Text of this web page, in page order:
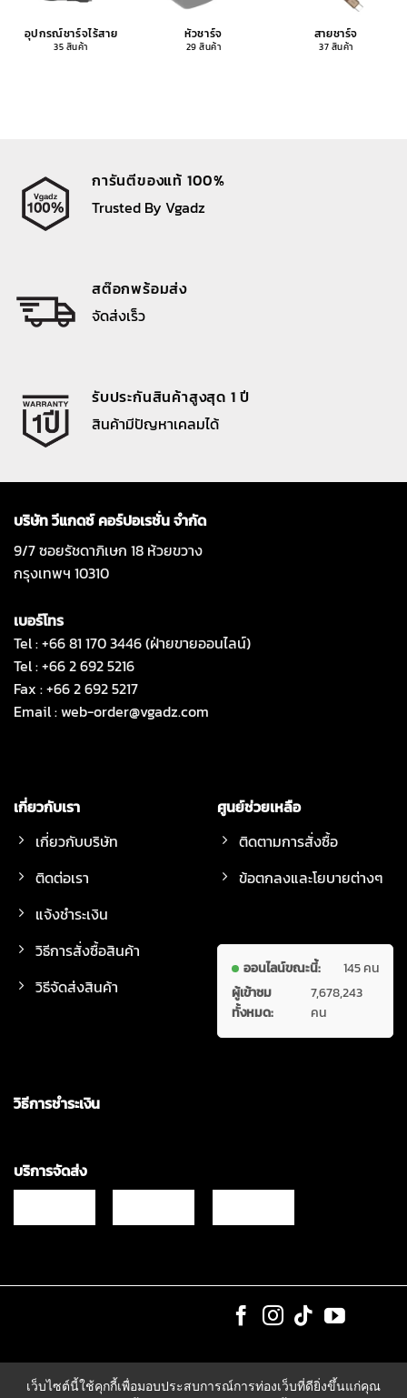
อุปกรณ์ชาร์จไร้สาย
35 สินค้า
หัวชาร์จ
29 สินค้า
สายชาร์จ
37 สินค้า
การันตีของแท้ 100%
Trusted By Vgadz
สต๊อกพร้อมส่ง
จัดส่งเร็ว
รับประกันสินค้าสูงสุด 1 ปี
สินค้ามีปัญหาเคลมได้
บริษัท วีแกดซ์ คอร์ปอเรชั่น จำกัด
9/7 ซอยรัชดาภิเษก 18 ห้วยขวาง
กรุงเทพฯ 10310
เบอร์โทร
Tel : +66 81 170 3446 (ฝ่ายขายออนไลน์)
Tel : +66 2 692 5216
Fax : +66 2 692 5217
Email :web-order@vgadz.com
เกี่ยวกับเรา
เกี่ยวกับบริษัท
ติดต่อเรา
แจ้งชำระเงิน
วิธีการสั่งซื้อสินค้า
วิธีจัดส่งสินค้า
ศูนย์ช่วยเหลือ
ติดตามการสั่งซื้อ
ข้อตกลงและโยบายต่างๆ
ออนไลน์ขณะนี้:
145 คน
ผู้เข้าชม
ทั้งหมด:
7,678,243
คน
วิธีการชำระเงิน
บริการจัดส่ง
เว็บไซต์นี้ใช้คุกกี้เพื่อมอบประสบการณ์การท่องเว็บที่ดียิ่งขึ้นแก่คุณ